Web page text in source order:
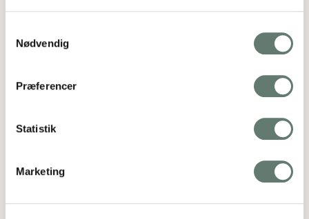
Nødvendig
Præferencer
Statistik
Marketing
at du uden de store
at du har knækket koden til
flere grøntsager
guld værd